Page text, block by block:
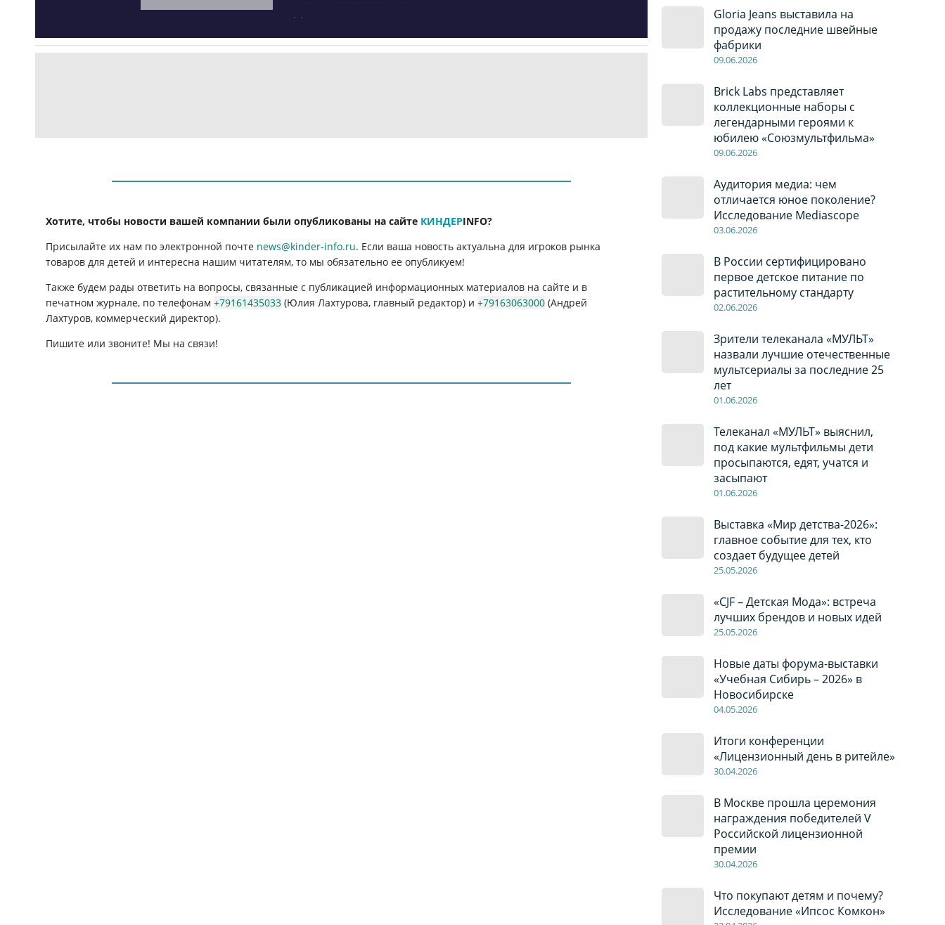
Gloria Jeans выставила на
продажу последние швейные
фабрики
09.06.2026
Brick Labs представляет
коллекционные наборы с
легендарными героями к
юбилею «Союзмультфильма»
09.06.2026
Аудитория медиа: чем
отличается юное поколение?
Исследование Mediascope
03.06.2026
В России сертифицировано
первое детское питание по
растительному стандарту
02.06.2026
Зрители телеканала «МУЛЬТ»
назвали лучшие отечественные
мультсериалы за последние 25
лет
01.06.2026
Телеканал «МУЛЬТ» выяснил,
под какие мультфильмы дети
просыпаются, едят, учатся и
засыпают
01.06.2026
Выставка «Мир детства-2026»:
главное событие для тех, кто
создает будущее детей
25.05.2026
«CJF – Детская Мода»: встреча
лучших брендов и новых идей
25.05.2026
Новые даты форума-выставки
«Учебная Сибирь – 2026» в
Новосибирске
04.05.2026
Итоги конференции
«Лицензионный день в ритейле»
30.04.2026
В Москве прошла церемония
награждения победителей V
Российской лицензионной
премии
30.04.2026
Что покупают детям и почему?
Исследование «Ипсос Комкон»
Хотите, чтобы новости вашей компании были опубликованы на сайте КИНДЕРINFO?
Присылайте их нам по электронной почте news@kinder-info.ru. Если ваша новость актуальна для игроков рынка
товаров для детей и интересна нашим читателям, то мы обязательно ее опубликуем!
Также будем рады ответить на вопросы, связанные с публикацией информационных материалов на сайте и в
печатном журнале, по телефонам+79161435033 (Юлия Лахтурова, главный редактор) и+79163063000 (Андрей
Лахтуров, коммерческий директор).
Пишите или звоните! Мы на связи!